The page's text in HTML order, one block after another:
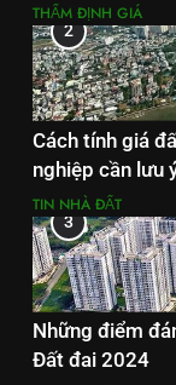
THẨM ĐỊNH GIÁ
2
Cách tính giá
nghiệp cần lưu
TIN NHÀ ĐẤT
3
Những điểm
Đất đai 2024